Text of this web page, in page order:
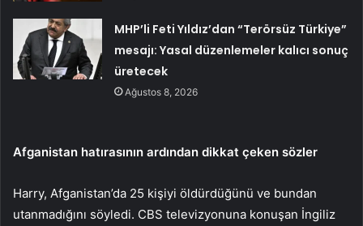
MHP’li Feti Yıldız’dan “Terörsüz Türkiye”
mesajı: Yasal düzenlemeler kalıcı sonuç
üretecek
Ağustos 8, 2026
Afganistan hatırasının ardından dikkat çeken sözler
Harry, Afganistan’da 25 kişiyi öldürdüğünü ve bundan
utanmadığını söyledi. CBS televizyonuna konuşan İngiliz